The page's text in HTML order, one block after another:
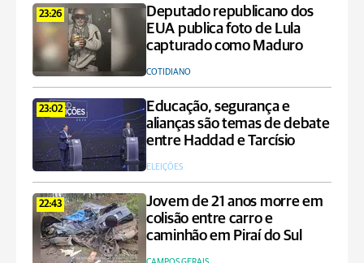
23:26
Deputado republicano dos
EUA publica foto de Lula
capturado como Maduro
COTIDIANO
23:02
Educação, segurança e
alianças são temas de debate
entre Haddad e Tarcísio
ELEIÇÕES
22:43
Jovem de 21 anos morre em
colisão entre carro e
caminhão em Piraí do Sul